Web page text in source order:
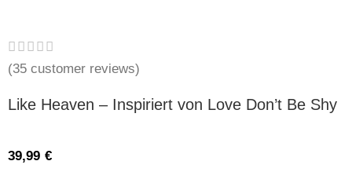
(35 customer reviews)
Like Heaven – Inspiriert von Love Don’t Be Shy
39,99 €